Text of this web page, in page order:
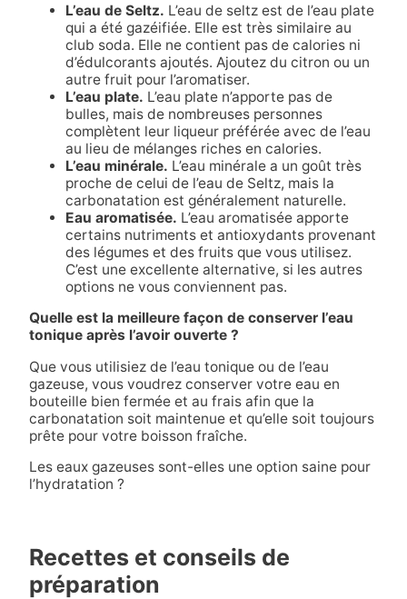
L’eau de Seltz. L’eau de seltz est de l’eau plate
qui a été gazéifiée. Elle est très similaire au
club soda. Elle ne contient pas de calories ni
d’édulcorants ajoutés. Ajoutez du citron ou un
autre fruit pour l’aromatiser.
L’eau plate. L’eau plate n’apporte pas de
bulles, mais de nombreuses personnes
complètent leur liqueur préférée avec de l’eau
au lieu de mélanges riches en calories.
L’eau minérale. L’eau minérale a un goût très
proche de celui de l’eau de Seltz, mais la
carbonatation est généralement naturelle.
Eau aromatisée. L’eau aromatisée apporte
certains nutriments et antioxydants provenant
des légumes et des fruits que vous utilisez.
C’est une excellente alternative, si les autres
options ne vous conviennent pas.
Quelle est la meilleure façon de conserver l’eau
tonique après l’avoir ouverte ?
Que vous utilisiez de l’eau tonique ou de l’eau
gazeuse, vous voudrez conserver votre eau en
bouteille bien fermée et au frais afin que la
carbonatation soit maintenue et qu’elle soit toujours
prête pour votre boisson fraîche.
Les eaux gazeuses sont-elles une option saine pour
l’hydratation ?
Recettes et conseils de
préparation